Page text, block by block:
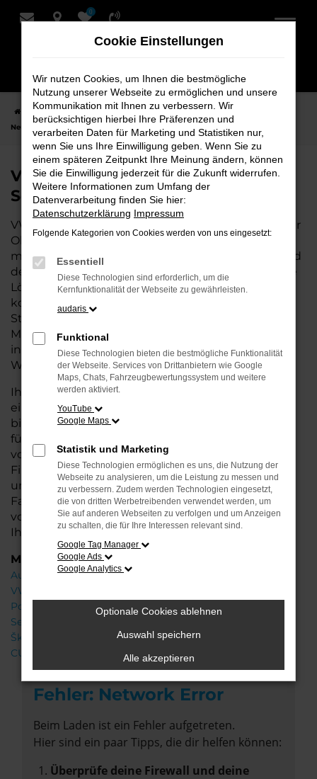
Zum
0
Startseite Oldenburg VW VW T7 Multivan
VW T7 Multivan
Neuwagen bei Schmidt + Koch für Oldenburg
VW T7 Multivan Neuwagen bei
Schmidt + Koch für Oldenburg
VW T7 Multivan ist die perfekte Wahl für alle, die für
Oldenburg einen Neuwagen suchen. Mit seiner
modernen Technik, seinem effizienten Antrieb und
dem stilvollen Design ist der T7 Multivan die ideale
Lösung für jeden, der ein zuverlässiges und
komfortables Fahrzeug möchte. Egal, ob für den
Stadtverkehr oder längere Fahrten – der T7
Multivan bietet Ihnen höchsten Fahrkomfort,
innovative Features und eine herausragende
Wirtschaftlichkeit.
Ihr VW Autohaus in Oldenburg steht Ihnen mit
einer breiten Auswahl an Neuwagen zur Seite und
bietet Ihnen umfassende Beratung, damit Sie das
für Sie passende Fahrzeug finden. Profitieren Sie
von zusätzlichen Services wie attraktiven
Finanzierungsmöglichkeiten, Leasingangeboten
und der Inzahlungnahme Ihres aktuellen
Fahrzeugs. Besuchen Sie uns und lassen Sie sich
von unseren Experten beraten – wir freuen uns,
Ihnen den perfekten Neuwagen zu präsentieren!
Marken
Audi
VW
Porsche
Seat
Škoda
CUPRA
Fehler: Network Error
Beim Laden ist ein Fehler aufgetreten.
Hier sind ein paar Tipps, die dir helfen können:
Überprüfe deine Firewall und deine
Cookie Einstellungen
Wir nutzen Cookies, um Ihnen die bestmögliche
Nutzung unserer Webseite zu ermöglichen und unsere
Kommunikation mit Ihnen zu verbessern. Wir
berücksichtigen hierbei Ihre Präferenzen und
verarbeiten Daten für Marketing und Statistiken nur,
wenn Sie uns Ihre Einwilligung geben. Wenn Sie zu
einem späteren Zeitpunkt Ihre Meinung ändern, können
Sie die Einwilligung jederzeit für die Zukunft widerrufen.
Weitere Informationen zum Umfang der
Datenverarbeitung finden Sie hier:
Datenschutzerklärung Impressum
Folgende Kategorien von Cookies werden von uns eingesetzt:
Essentiell
Diese Technologien sind erforderlich, um die
Kernfunktionalität der Webseite zu gewährleisten.
audaris
Funktional
Diese Technologien bieten die bestmögliche Funktionalität
der Webseite. Services von Drittanbietern wie Google
Maps, Chats, Fahrzeugbewertungssystem und weitere
werden aktiviert.
YouTube
Google Maps
Statistik und Marketing
Diese Technologien ermöglichen es uns, die Nutzung der
Webseite zu analysieren, um die Leistung zu messen und
zu verbessern. Zudem werden Technologien eingesetzt,
die von dritten Werbetreibenden verwendet werden, um
Sie auf anderen Webseiten zu verfolgen und um Anzeigen
zu schalten, die für Ihre Interessen relevant sind.
Google Tag Manager
Google Ads
Google Analytics
Optionale Cookies ablehnen
Auswahl speichern
Alle akzeptieren